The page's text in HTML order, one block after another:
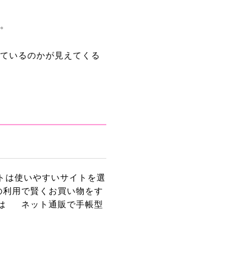
いるのかが見えてくる
は使いやすいサイトを選
利用で賢くお買い物をす
ネット通販で手帳型